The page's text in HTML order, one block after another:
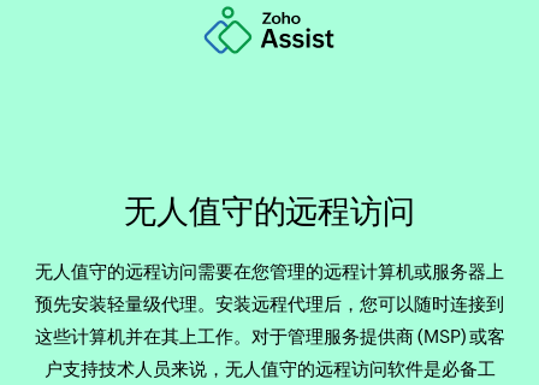
无人值守的远程访问
无人值守的远程访问需要在您管理的远程计算机或服务器上
预先安装轻量级代理。安装远程代理后，您可以随时连接到
这些计算机并在其上工作。对于管理服务提供商 (MSP) 或客
户支持技术人员来说，无人值守的远程访问软件是必备工